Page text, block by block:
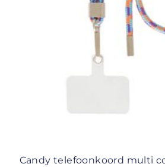
Candy telefoonkoord multi